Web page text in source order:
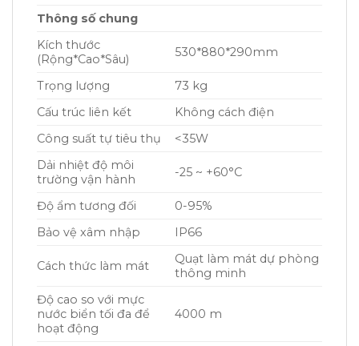
Thông số chung
Kích thước
(Rộng*Cao*Sâu)
530*880*290mm
Trọng lượng
73 kg
Cấu trúc liên kết
Không cách điện
Công suất tự tiêu thụ
<35W
Dải nhiệt độ môi
trường vận hành
-25 ~ +60°C
Độ ẩm tương đối
0-95%
Bảo vệ xâm nhập
IP66
Cách thức làm mát
Quạt làm mát dự phòng
thông minh
Độ cao so với mực
nước biển tối đa để
hoạt động
4000 m